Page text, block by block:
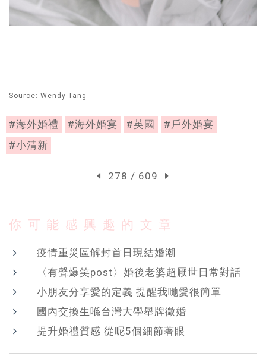
Source: Wendy Tang
#海外婚禮 #海外婚宴 #英國
#戶外婚宴
#小清新
278 / 609
你可能感興趣的文章
疫情重災區解封首日現結婚潮
〈有聲爆笑post〉婚後老婆超厭世日常對話
小朋友分享愛的定義 提醒我哋愛很簡單
國內交換生喺台灣大學舉牌徵婚
提升婚禮質感 從呢5個細節著眼